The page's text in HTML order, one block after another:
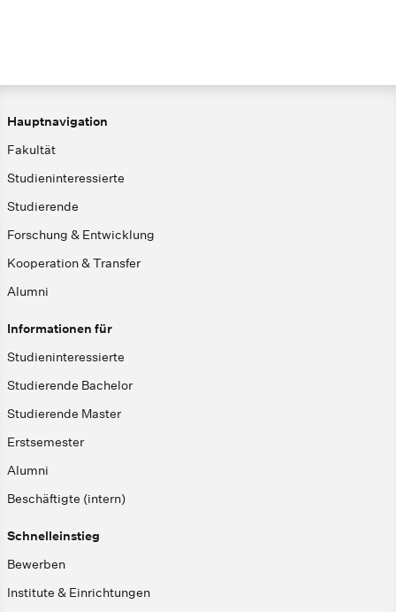
Hauptnavigation
Fakultät
Studieninteressierte
Studierende
Forschung & Entwicklung
Kooperation & Transfer
Alumni
Informationen für
Studieninteressierte
Studierende Bachelor
Studierende Master
Erstsemester
Alumni
Beschäftigte (intern)
Schnelleinstieg
Bewerben
Institute & Einrichtungen